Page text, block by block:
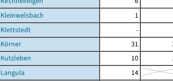
Kleinwelsbach
1
Klettstedt
-
Körner
31
Kutzleben
10
Langula
14